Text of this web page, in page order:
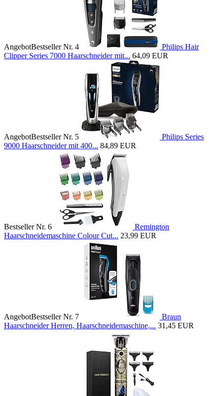
AngebotBestseller Nr. 4
Philips Hair
Clipper Series 7000 Haarschneider mit... 64,09 EUR
AngebotBestseller Nr. 5
Philips Series
9000 Haarschneider mit 400... 84,89 EUR
Bestseller Nr. 6
Remington
Haarschneidemaschine Colour Cut... 23,99 EUR
AngebotBestseller Nr. 7
Braun
Haarschneider Herren, Haarschneidemaschine,... 31,45 EUR